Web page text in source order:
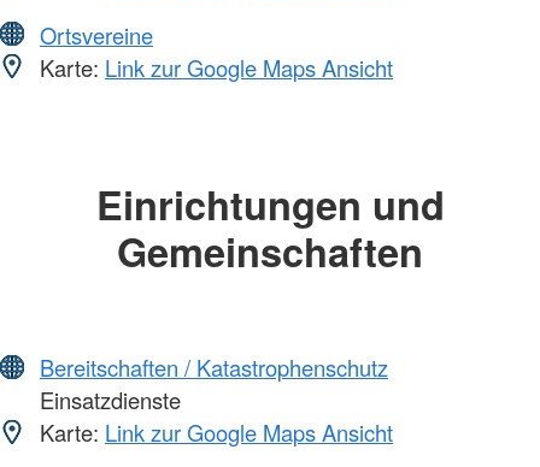
Ortsvereine
Karte: Link zur Google Maps Ansicht
Einrichtungen und
Gemeinschaften
Bereitschaften / Katastrophenschutz
Einsatzdienste
Karte: Link zur Google Maps Ansicht